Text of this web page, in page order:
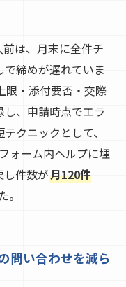
は、月末に全件チ
締めが遅れていま
限・添付要否・交際
、申請時点でエラ
クニックとして、
ォーム内ヘルプに埋
し件数が月120件
。
問い合わせを減ら